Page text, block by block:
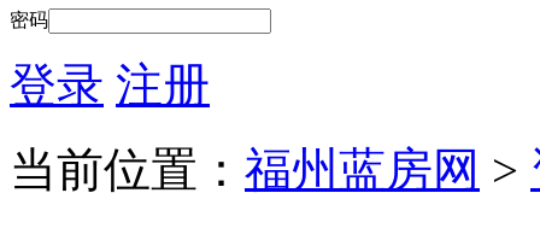
密码
登录 注册
当前位置： 福州蓝房网 >